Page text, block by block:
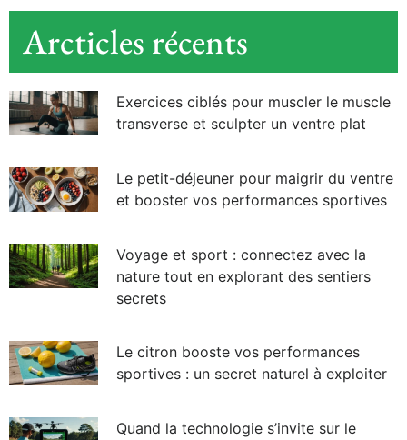
Arcticles récents
Exercices ciblés pour muscler le muscle
transverse et sculpter un ventre plat
Le petit-déjeuner pour maigrir du ventre
et booster vos performances sportives
Voyage et sport : connectez avec la
nature tout en explorant des sentiers
secrets
Le citron booste vos performances
sportives : un secret naturel à exploiter
Quand la technologie s’invite sur le